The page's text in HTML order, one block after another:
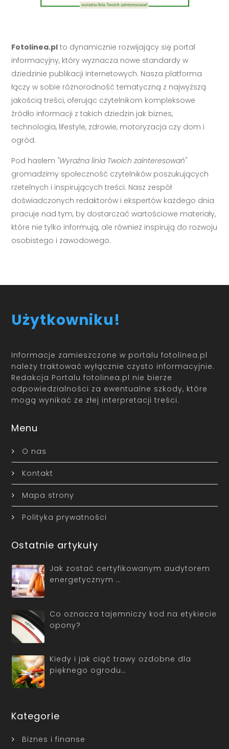
Fotolinea.pl to dynamicznie rozwijający się portal
informacyjny, który wyznacza nowe standardy w
dziedzinie publikacji internetowych. Nasza platforma
łączy w sobie różnorodność tematyczną z najwyższą
jakością treści, oferując czytelnikom kompleksowe
źródło informacji z takich dziedzin jak biznes,
technologia, lifestyle, zdrowie, motoryzacja czy dom i
ogród.
Pod hasłem "Wyraźna linia Twoich zainteresowań"
gromadzimy społeczność czytelników poszukujących
rzetelnych i inspirujących treści. Nasz zespół
doświadczonych redaktorów i ekspertów każdego dnia
pracuje nad tym, by dostarczać wartościowe materiały,
które nie tylko informują, ale również inspirują do rozwoju
osobistego i zawodowego.
Użytkowniku!
Informacje zamieszczone w portalu fotolinea.pl
należy traktować wyłącznie czysto informacyjnie.
Redakcja Portalu fotolinea.pl nie bierze
odpowiedzialności za ewentualne szkody, które
mogą wynikać ze złej interpretacji treści.
Menu
O nas
Kontakt
Mapa strony
Polityka prywatności
Ostatnie artykuły
Jak zostać certyfikowanym audytorem
energetycznym …
Co oznacza tajemniczy kod na etykiecie
opony?
Kiedy i jak ciąć trawy ozdobne dla
pięknego ogrodu…
Kategorie
Biznes i finanse